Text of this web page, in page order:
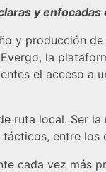
y
y producción
la
el acceso
ruta local. Ser
entre los
cada vez